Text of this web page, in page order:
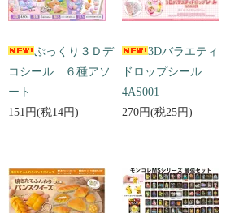
ぷっくり３Ｄデ
コシール ６種アソ
ート
151円(税14円)
3Dバラエティ
ドロップシール
4AS001
270円(税25円)